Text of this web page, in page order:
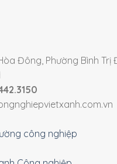
Đông, Phường Bình Trị
công nghiệp